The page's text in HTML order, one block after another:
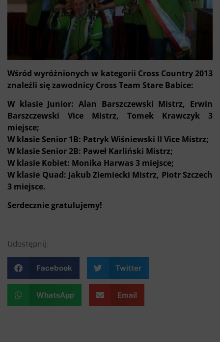
Wśród wyróżnionych w kategorii Cross Country 2013
znaleźli się zawodnicy Cross Team Stare Babice:
W klasie Junior: Alan Barszczewski Mistrz, Erwin
Barszczewski Vice Mistrz, Tomek Krawczyk 3
miejsce;
W klasie Senior 1B: Patryk Wiśniewski II Vice Mistrz;
W klasie Senior 2B: Paweł Karliński Mistrz;
W klasie Kobiet: Monika Harwas 3 miejsce;
W klasie Quad: Jakub Ziemiecki Mistrz, Piotr Szczech
3 miejsce.
Serdecznie gratulujemy!
Udostępnij:
Facebook Twitter
WhatsApp Email